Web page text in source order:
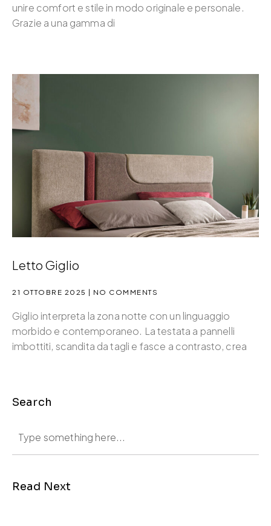
unire comfort e stile in modo originale e personale.
Grazie a una gamma di
Letto Giglio
21 OTTOBRE 2025 NO COMMENTS
Giglio interpreta la zona notte con un linguaggio
morbido e contemporaneo. La testata a pannelli
imbottiti, scandita da tagli e fasce a contrasto, crea
Search
Read Next